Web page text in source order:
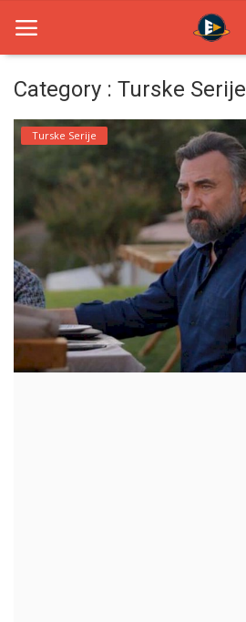
Home
TV Serije
Filmovi
Glumci
Contact
Login
Category : Turske Serije
Turske Serije